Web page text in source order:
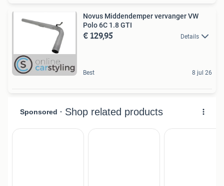
Novus Middendemper vervanger VW
Polo 6C 1.8 GTI
€ 129,95 Details
Best 8 jul 26